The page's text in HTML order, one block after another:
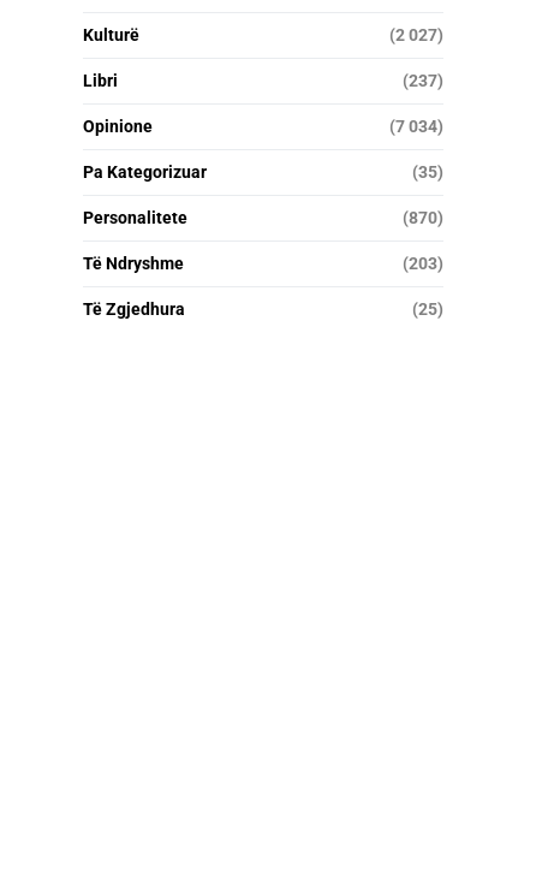
Kulturë (2 027)
Libri (237)
Opinione (7 034)
Pa Kategorizuar (35)
Personalitete (870)
Të Ndryshme (203)
Të Zgjedhura (25)